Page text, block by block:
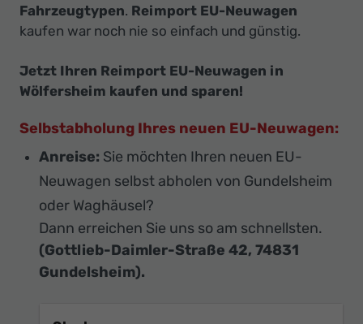
Fahrzeugtypen. Reimport EU-Neuwagen
kaufen war noch nie so einfach und günstig.
Jetzt Ihren Reimport EU-Neuwagen in
Wölfersheim kaufen und sparen!
Selbstabholung Ihres neuen EU-Neuwagen:
Anreise: Sie möchten Ihren neuen EU-
Neuwagen selbst abholen von Gundelsheim
oder Waghäusel?
Dann erreichen Sie uns so am schnellsten.
(Gottlieb-Daimler-Straße 42, 74831
Gundelsheim).